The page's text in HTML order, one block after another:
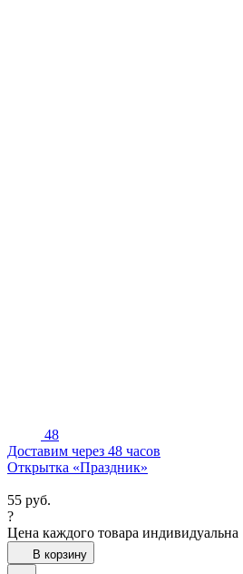
48
Доставим через 48 часов
Открытка «Праздник»
55 руб.
?
Цена каждого товара индивидуальна
В корзину